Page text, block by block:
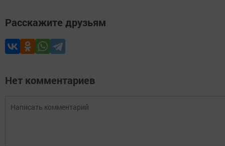
Расскажите друзьям
Нет комментариев